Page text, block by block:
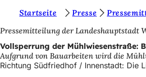
Inhalt anspringen
i
e
b
Startseite Presse
Pressemitteilung der Landeshauptstadt
Vollsperrung der Mühlwiesenstraße:
Aufgrund von Bauarbeiten wird die
Richtung Südfriedhof / Innenstadt: Die